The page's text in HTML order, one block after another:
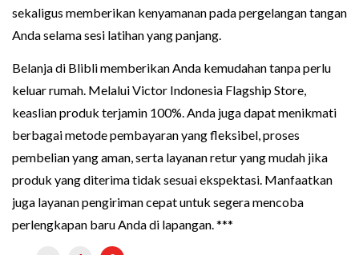
sekaligus memberikan kenyamanan pada pergelangan tangan
Anda selama sesi latihan yang panjang.
Belanja di Blibli memberikan Anda kemudahan tanpa perlu
keluar rumah. Melalui Victor Indonesia Flagship Store,
keaslian produk terjamin 100%. Anda juga dapat menikmati
berbagai metode pembayaran yang fleksibel, proses
pembelian yang aman, serta layanan retur yang mudah jika
produk yang diterima tidak sesuai ekspektasi. Manfaatkan
juga layanan pengiriman cepat untuk segera mencoba
perlengkapan baru Anda di lapangan. ***